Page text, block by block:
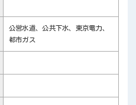
公営水道、公共下水、東京電力、
都市ガス